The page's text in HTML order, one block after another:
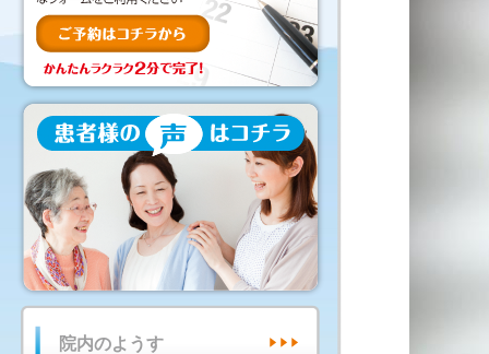
院内のようす